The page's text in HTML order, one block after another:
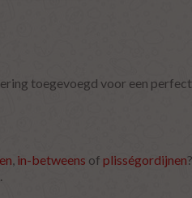
toegevoegd voor een
in-betweens of plisségordijnen